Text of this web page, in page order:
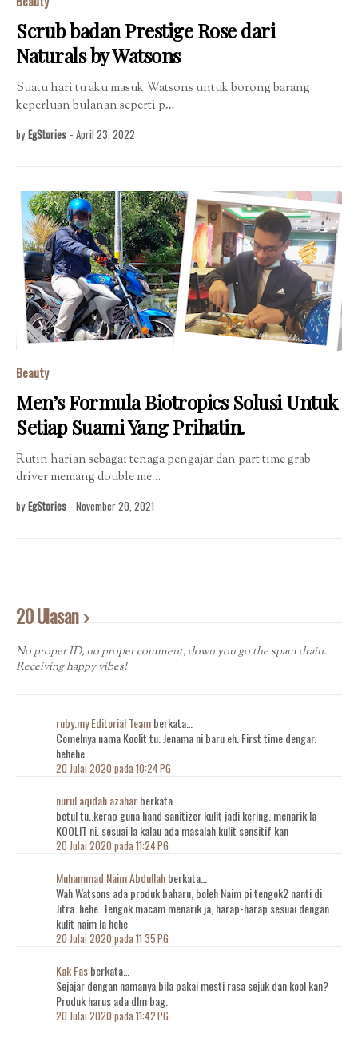
Scrub badan Prestige Rose dari
Naturals by Watsons
Suatu hari tu aku masuk Watsons untuk borong barang
keperluan bulanan seperti p…
by EgStories - April 23, 2022
Beauty
Men’s Formula Biotropics Solusi Untuk
Setiap Suami Yang Prihatin.
Rutin harian sebagai tenaga pengajar dan part time grab
driver memang double me…
by EgStories - November 20, 2021
20 Ulasan
No proper ID, no proper comment, down you go the spam drain.
Receiving happy vibes!
ruby.my Editorial Teamberkata…
Comelnya nama Koolit tu. Jenama ni baru eh. First time dengar.
hehehe.
20 Julai 2020 pada 10:24 PG
nurul aqidah azaharberkata…
betul tu..kerap guna hand sanitizer kulit jadi kering. menarik la
KOOLIT ni. sesuai la kalau ada masalah kulit sensitif kan
20 Julai 2020 pada 11:24 PG
Muhammad Naim Abdullahberkata…
Wah Watsons ada produk baharu, boleh Naim pi tengok2 nanti di
Jitra. hehe. Tengok macam menarik ja, harap-harap sesuai dengan
kulit naim la hehe
20 Julai 2020 pada 11:35 PG
Kak Fasberkata…
Sejajar dengan namanya bila pakai mesti rasa sejuk dan kool kan?
Produk harus ada dlm bag.
20 Julai 2020 pada 11:42 PG